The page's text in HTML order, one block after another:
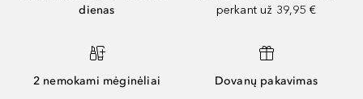
dienas
perkant už 39,95 €
2 nemokami mėginėliai Dovanų pakavimas